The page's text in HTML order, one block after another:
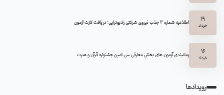
19
خرداد اطلاعیه شماره 3 جذب نیروی شرکتی رادیوتراپی: دریافت کارت آزمون
16
خرداد زمانبندی آزمون های بخش معارفی سی امین جشنواره قرآن و عترت
رویدادها